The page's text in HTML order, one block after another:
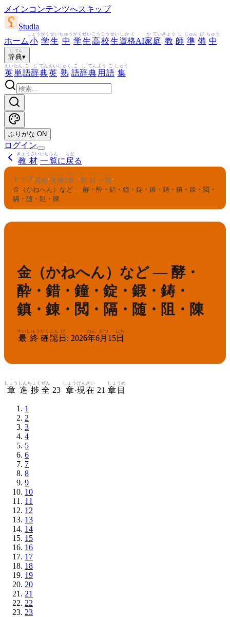
メインコンテンツへスキップ
Studia
ホーム 小
しょう
学
がく
生
せい
中
ちゅう
学
がく
生
せい
高
こう
校
こう
生
せい
資格
しかく
AI家
か
庭
てい
教
きょう
師
し
準
じゅん
備
び
中
ちゅう
辞
じ
典
てん
▾
英
えい
単
たん
語
ご
辞
じ
典
てん
英
えい
熟
じゅく
語
ご
辞
じ
典
てん
用
よう
語
ご
集
しゅう
ふりがな ON
ログイン
教材
きょうざい
一覧
いちらん
に 戻
もど
る
トップ›資格
しかく
›漢検
かんけん
3級
きゅう
› 教材
きょうざい
一覧
いちらん
›
金（かねへん）など — 酵・酔・錯・鐘・錠・鍛・鋳・鎮・錬・閲・
隔・随・阻・陳
金（かねへん）など — 酵・
酔・錯・鐘・錠・鍛・鋳・
鎮・錬・閲・隔・随・阻・陳
最終
さいしゅう
確認
かくにん
日
び
: 2026年
ねん
6月
がつ
15日
にち
章
しょう
進捗
しんちょく
全
ぜん
23 章
しょう
·現在
げんざい
21 章目
しょうめ
1
2
3
4
5
6
7
8
9
10
11
12
13
14
15
16
17
18
19
20
21
22
23